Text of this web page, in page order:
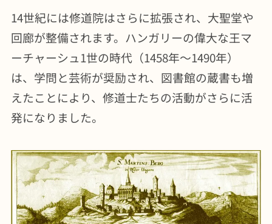
14世紀には修道院はさらに拡張され、大聖堂や
回廊が整備されます。ハンガリーの偉大な王マ
ーチャーシュ1世の時代（1458年～1490年）
は、学問と芸術が奨励され、図書館の蔵書も増
えたことにより、修道士たちの活動がさらに活
発になりました。